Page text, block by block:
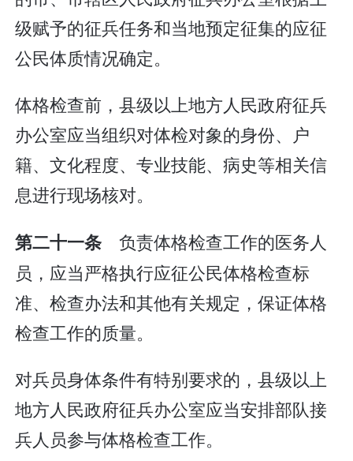
级赋予的征兵任务和当地预定征集的应征
公民体质情况确定。
体格检查前，县级以上地方人民政府征兵
办公室应当组织对体检对象的身份、户
籍、文化程度、专业技能、病史等相关信
息进行现场核对。
第二十一条 负责体格检查工作的医务人
员，应当严格执行应征公民体格检查标
准、检查办法和其他有关规定，保证体格
检查工作的质量。
对兵员身体条件有特别要求的，县级以上
地方人民政府征兵办公室应当安排部队接
兵人员参与体格检查工作。